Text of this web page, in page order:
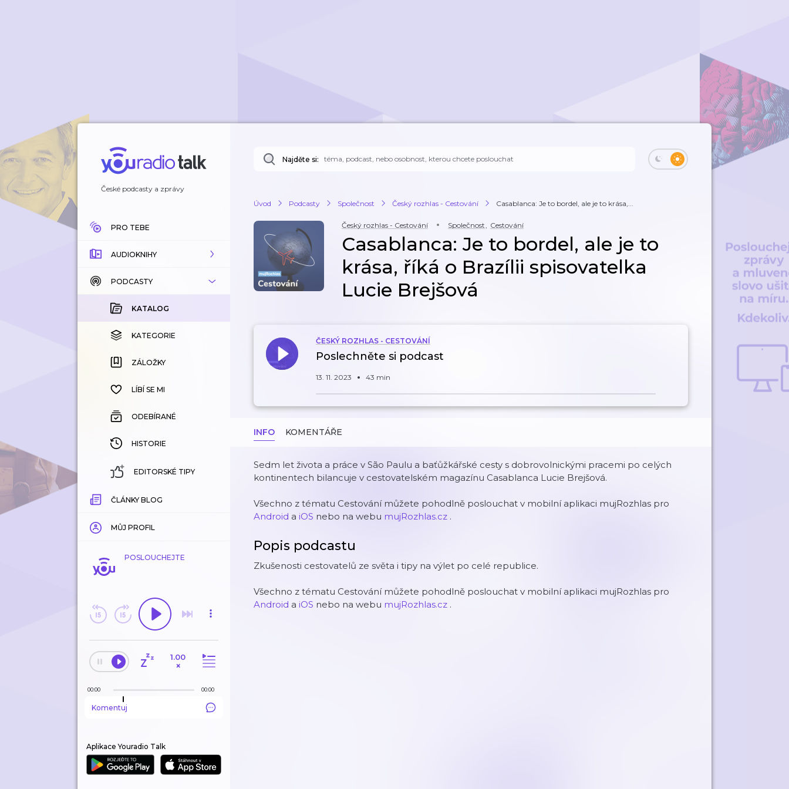
České podcasty a zprávy
PRO TEBE
AUDIOKNIHY
KATALOG
KOUPENÉ
KATEGORIE
ZÁLOŽKY
HISTORIE
PODCASTY
KATALOG
KATEGORIE
ZÁLOŽKY
LÍBÍ SE MI
ODEBÍRANÉ
HISTORIE
EDITORSKÉ TIPY
ČLÁNKY BLOG
MŮJ PROFIL
POSLOUCHEJTE
1.00
×
00:00 00:00
Komentuj
Aplikace Youradio Talk
Najděte si:
Úvod Podcasty Společnost Český rozhlas - Cestování Casablanca: Je to bordel, ale je to krása,...
Český rozhlas - Cestování Společnost, Cestování
Casablanca: Je to bordel, ale je to
krása, říká o Brazílii spisovatelka
Lucie Brejšová
ČESKÝ ROZHLAS - CESTOVÁNÍ
Poslechněte si podcast
13. 11. 2023 43 min
INFO KOMENTÁŘE
Sedm let života a práce v São Paulu a baťůžkářské cesty s dobrovolnickými pracemi po celých
kontinentech bilancuje v cestovatelském magazínu Casablanca Lucie Brejšová.
Všechno z tématu Cestování můžete pohodlně poslouchat v mobilní aplikaci mujRozhlas pro
Android a iOS nebo na webu mujRozhlas.cz .
Popis podcastu
Zkušenosti cestovatelů ze světa i tipy na výlet po celé republice.
Všechno z tématu Cestování můžete pohodlně poslouchat v mobilní aplikaci mujRozhlas pro
Android a iOS nebo na webu mujRozhlas.cz .